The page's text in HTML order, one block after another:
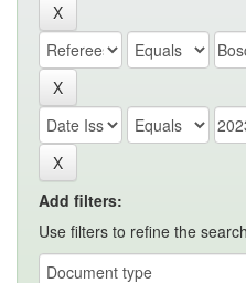
Add filters:
Use filters to refine the